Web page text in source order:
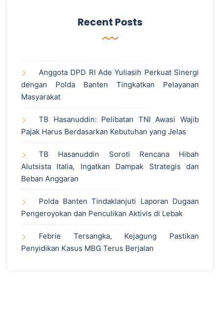
Recent Posts
Anggota DPD RI Ade Yuliasih Perkuat Sinergi
dengan Polda Banten Tingkatkan Pelayanan
Masyarakat
TB Hasanuddin: Pelibatan TNI Awasi Wajib
Pajak Harus Berdasarkan Kebutuhan yang Jelas
TB Hasanuddin Soroti Rencana Hibah
Alutsista Italia, Ingatkan Dampak Strategis dan
Beban Anggaran
Polda Banten Tindaklanjuti Laporan Dugaan
Pengeroyokan dan Penculikan Aktivis di Lebak
Febrie Tersangka, Kejagung Pastikan
Penyidikan Kasus MBG Terus Berjalan